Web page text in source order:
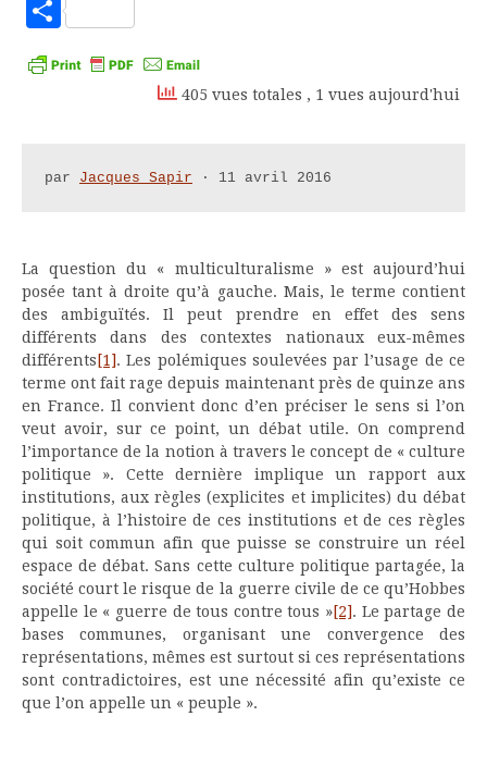
Partager
405 vues totales , 1 vues aujourd'hui
par Jacques Sapir · 11 avril 2016
La question du « multiculturalisme » est aujourd’hui
posée tant à droite qu’à gauche. Mais, le terme contient
des ambiguïtés. Il peut prendre en effet des sens
différents dans des contextes nationaux eux-mêmes
différents [1]. Les polémiques soulevées par l’usage de ce
terme ont fait rage depuis maintenant près de quinze ans
en France. Il convient donc d’en préciser le sens si l’on
veut avoir, sur ce point, un débat utile. On comprend
l’importance de la notion à travers le concept de « culture
politique ». Cette dernière implique un rapport aux
institutions, aux règles (explicites et implicites) du débat
politique, à l’histoire de ces institutions et de ces règles
qui soit commun afin que puisse se construire un réel
espace de débat. Sans cette culture politique partagée, la
société court le risque de la guerre civile de ce qu’Hobbes
appelle le « guerre de tous contre tous »[2]. Le partage de
bases communes, organisant une convergence des
représentations, mêmes est surtout si ces représentations
sont contradictoires, est une nécessité afin qu’existe ce
que l’on appelle un « peuple ».